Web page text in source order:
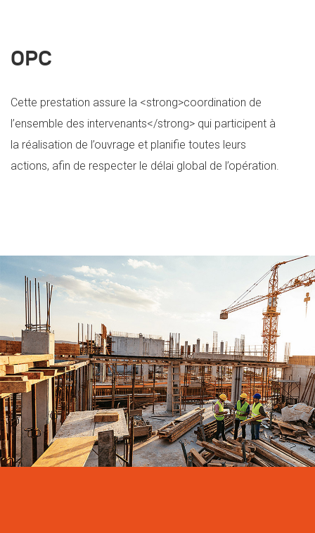
OPC
Cette prestation assure la <strong>coordination de
l’ensemble des intervenants</strong> qui participent à
la réalisation de l’ouvrage et planifie toutes leurs
actions, afin de respecter le délai global de l’opération.